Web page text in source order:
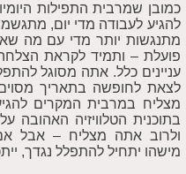
כמובן שמרבית התפילות
להגיע לעבודה מדי יום,
מתנגשות יותר מדי עם מה
פועלת – ותמיד לקראת
עניינים כלל. אתה מסוגל
לצאת לחופשה בתאריך
מצליח במרבית המקרים
בתוכנית הטלוויזיה
ולרוב אתה מצליח – אבל
מישהו יתחיל להתפלל נגדך,